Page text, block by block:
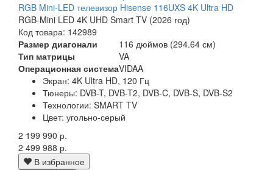
RGB Mini-LED телевизор Hisense 116UXS 4K Ultra HD
RGB-Mini LED 4K UHD Smart TV (2026 год)
Код товара: 142989
Размер диагонали
116 дюймов (294.64 см)
Тип матрицы
VA
Операционная системаVIDAA
Экран: 4K Ultra HD, 120 Гц
Тюнеры: DVB-T, DVB-T2, DVB-C, DVB-S, DVB-S2
Технологии: SMART TV
Цвет: угольно-серый
2 199 990 р.
2 499 988 р.
В избранное